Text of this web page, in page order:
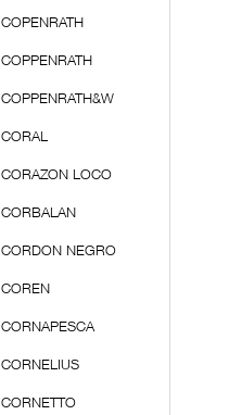
COPENRATH
COPPENRATH
COPPENRATH&W
CORAL
CORAZON LOCO
CORBALAN
CORDON NEGRO
COREN
CORNAPESCA
CORNELIUS
CORNETTO